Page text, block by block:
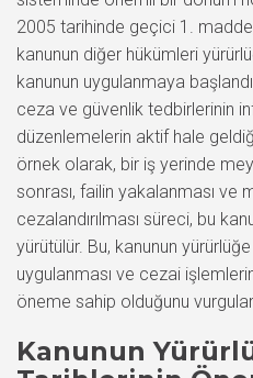
2005 tarihinde geçici 1.
kanunun diğer hükümleri
kanunun uygulanmaya
ceza ve güvenlik tedbirlerinin
düzenlemelerin aktif hale
örnek olarak, bir iş yerinde
sonrası, failin yakalanması ve
cezalandırılması süreci, bu
yürütülür. Bu, kanunun
uygulanması ve cezai
öneme sahip olduğunu
Kanunun